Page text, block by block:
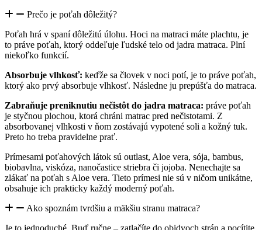
Prečo je poťah dôležitý?
Poťah hrá v spaní dôležitú úlohu. Hoci na matraci máte plachtu, je
to práve poťah, ktorý oddeľuje ľudské telo od jadra matraca. Plní
niekoľko funkcií.
Absorbuje vlhkosť: keďže sa človek v noci potí, je to práve poťah,
ktorý ako prvý absorbuje vlhkosť. Následne ju prepúšťa do matraca.
Zabraňuje preniknutiu nečistôt do jadra matraca: práve poťah
je styčnou plochou, ktorá chráni matrac pred nečistotami. Z
absorbovanej vlhkosti v ňom zostávajú vypotené soli a kožný tuk.
Preto ho treba pravidelne prať.
Prímesami poťahových látok sú outlast, Aloe vera, sója, bambus,
biobavlna, viskóza, nanočastice striebra či jojoba. Nenechajte sa
zlákať na poťah s Aloe vera. Tieto prímesi nie sú v ničom unikátne,
obsahuje ich prakticky každý moderný poťah.
Ako spoznám tvrdšiu a mäkšiu stranu matraca?
Je to jednoduché. Buď ručne – zatlačíte do obidvoch strán a pocítite,